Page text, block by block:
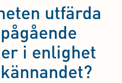
utfärda
i enlighet